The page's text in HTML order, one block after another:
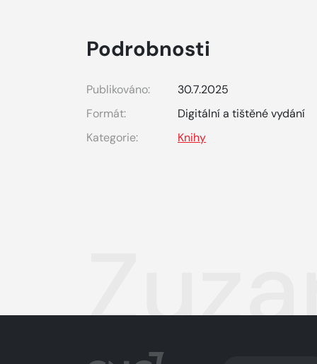
Podrobnosti
Publikováno:
30.7.2025
Formát:
Digitální a tištěné vydání
Kategorie:
Knihy